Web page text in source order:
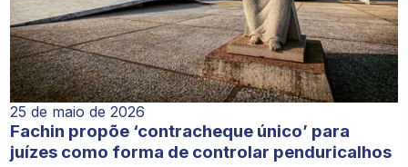
25 de maio de 2026
Fachin propõe ‘contracheque único’ para
juízes como forma de controlar penduricalhos